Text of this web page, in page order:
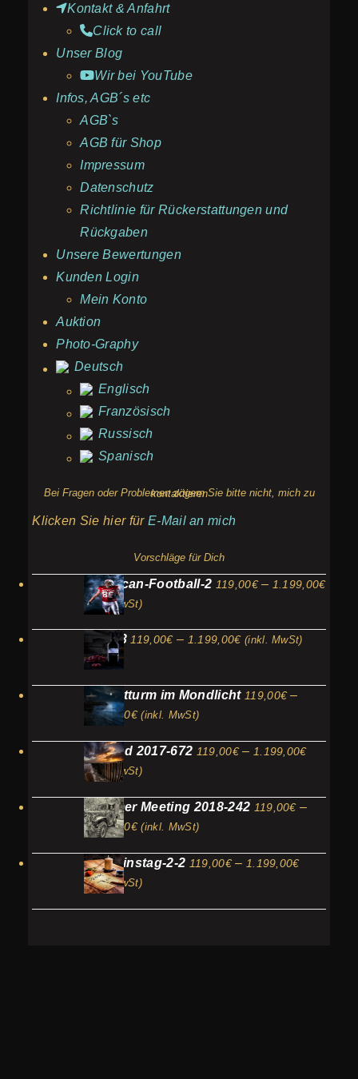
Kontakt & Anfahrt
Click to call
Unser Blog
Wir bei YouTube
Infos, AGB´s etc
AGB`s
AGB für Shop
Impressum
Datenschutz
Richtlinie für Rückerstattungen und
Rückgaben
Unsere Bewertungen
Kunden Login
Mein Konto
Auktion
Photo-Graphy
Deutsch
Englisch
Französisch
Russisch
Spanisch
Bei Fragen oder Problemen zögern Sie bitte nicht, mich zu kontaktieren
Klicken Sie hier für E-Mail an mich
Vorschläge für Dich
American-Football-2 119,00€ – 1.199,00€
(inkl. MwSt)
Wein-3 119,00€ – 1.199,00€Preisspanne:
1.199,00€
(inkl. MwSt)
Leuchtturm im Mondlicht 119,00€ –
1.199,00€Preisspanne:
bis
1.199,00€
(inkl. MwSt)
Holland 2017-672 119,00€ – 1.199,00€
(inkl. MwSt)
Oldtimer Meeting 2018-242 119,00€ –
1.199,00€Preisspanne:
bis
1.199,00€
(inkl. MwSt)
Valentinstag-2-2 119,00€ – 1.199,00€
(inkl. MwSt)